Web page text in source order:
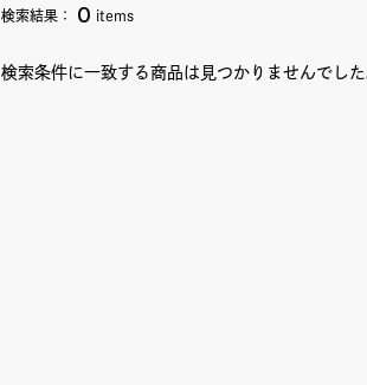
検索結果： 0 items
検索条件に一致する商品は見つかりませんでした